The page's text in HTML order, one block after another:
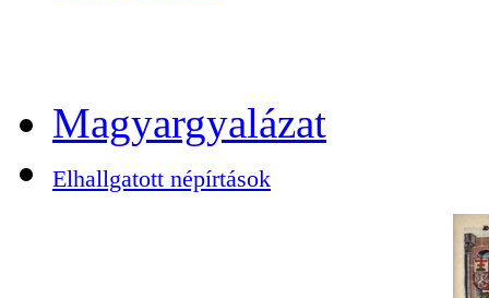
Magyargyalázat
Elhallgatott népírtások